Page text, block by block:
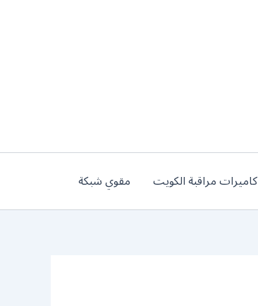
كاميرات مراقبة الكويت مقوي شبكة